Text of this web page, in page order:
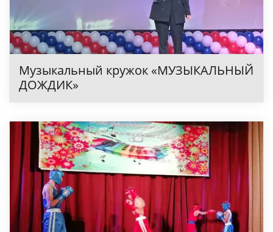
Музыкальный кружок «МУЗЫКАЛЬНЫЙ
ДОЖДИК»